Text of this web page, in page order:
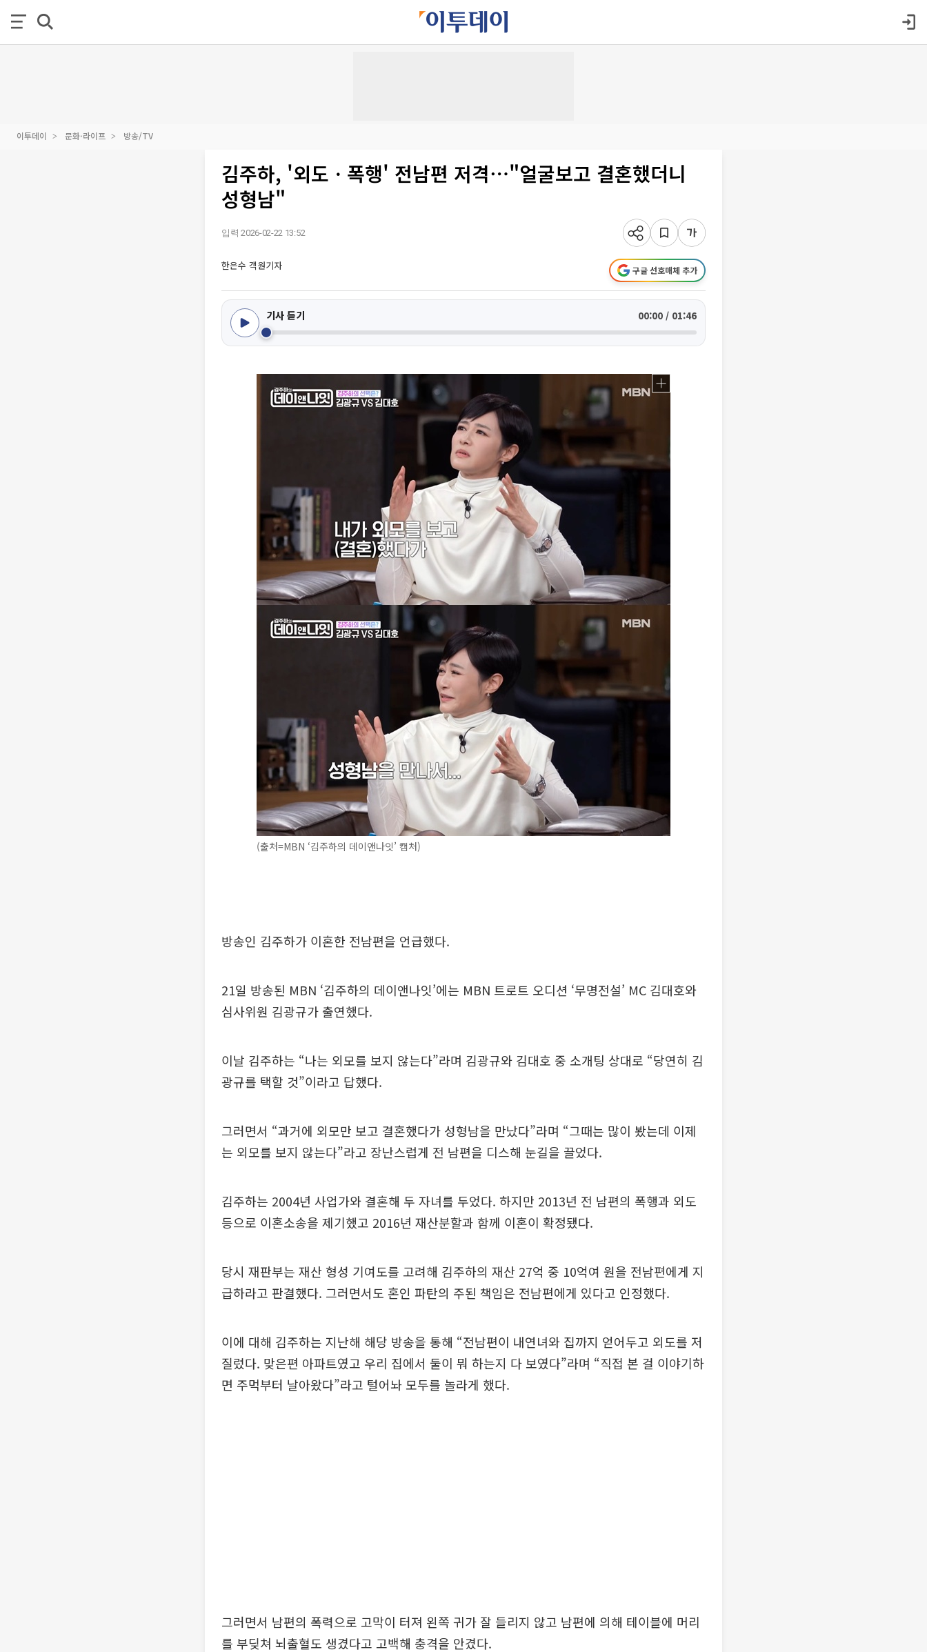
이투데이 문화·라이프 방송/TV
김주하, '외도ㆍ폭행' 전남편 저격⋯"얼굴보고 결혼했더니
성형남"
입력 2026-02-22 13:52
한은수 객원기자 구글 선호매체 추가
기사 듣기 00:00 / 01:46
(출처=MBN ‘김주하의 데이앤나잇’ 캡처)
방송인 김주하가 이혼한 전남편을 언급했다.
21일 방송된 MBN ‘김주하의 데이앤나잇’에는 MBN 트로트 오디션 ‘무명전설’ MC 김대호와
심사위원 김광규가 출연했다.
이날 김주하는 “나는 외모를 보지 않는다”라며 김광규와 김대호 중 소개팅 상대로 “당연히 김
광규를 택할 것”이라고 답했다.
그러면서 “과거에 외모만 보고 결혼했다가 성형남을 만났다”라며 “그때는 많이 봤는데 이제
는 외모를 보지 않는다”라고 장난스럽게 전 남편을 디스해 눈길을 끌었다.
김주하는 2004년 사업가와 결혼해 두 자녀를 두었다. 하지만 2013년 전 남편의 폭행과 외도
등으로 이혼소송을 제기했고 2016년 재산분할과 함께 이혼이 확정됐다.
당시 재판부는 재산 형성 기여도를 고려해 김주하의 재산 27억 중 10억여 원을 전남편에게 지
급하라고 판결했다. 그러면서도 혼인 파탄의 주된 책임은 전남편에게 있다고 인정했다.
이에 대해 김주하는 지난해 해당 방송을 통해 “전남편이 내연녀와 집까지 얻어두고 외도를 저
질렀다. 맞은편 아파트였고 우리 집에서 둘이 뭐 하는지 다 보였다”라며 “직접 본 걸 이야기하
면 주먹부터 날아왔다”라고 털어놔 모두를 놀라게 했다.
그러면서 남편의 폭력으로 고막이 터져 왼쪽 귀가 잘 들리지 않고 남편에 의해 테이블에 머리
를 부딪쳐 뇌출혈도 생겼다고 고백해 충격을 안겼다.